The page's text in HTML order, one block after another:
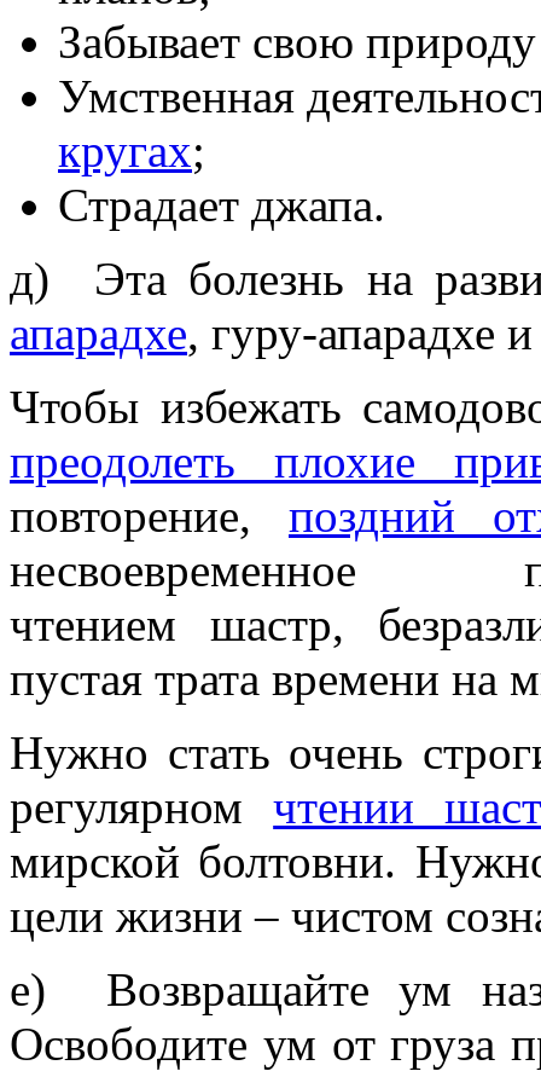
Забывает свою
Умственная
кругах;
Страдает джапа.
д) Эта болезнь на
апарадхе, гуру-апарадхе
Чтобы избежать
преодолеть плохие
повторение, поздний
несвоевременное
чтением шастр,
пустая трата времени на
Нужно стать очень
регулярномчтении
мирской болтовни.
цели жизни – чистом
е) Возвращайте ум
Освободите ум от груза